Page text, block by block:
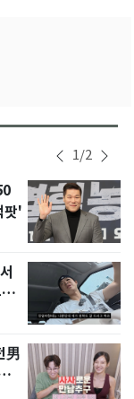
1/2
팟'
男